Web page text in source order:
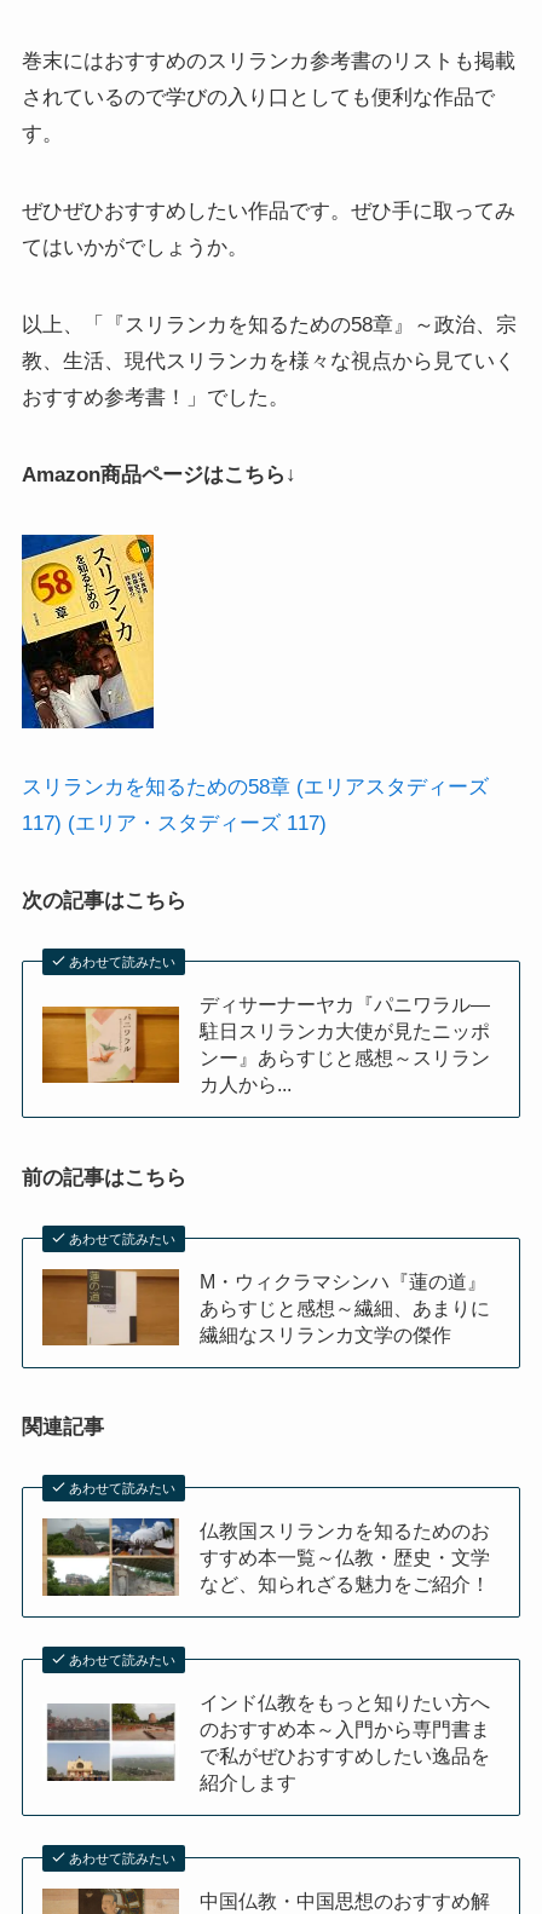
ボスニア・クロアチア編
スペイン編
キューバ編
巻末にはおすすめのスリランカ参考書のリストも掲載
されているので学びの入り口としても便利な作品で
す。
ぜひぜひおすすめしたい作品です。ぜひ手に取ってみ
てはいかがでしょうか。
以上、「『スリランカを知るための58章』～政治、宗
教、生活、現代スリランカを様々な視点から見ていく
おすすめ参考書！」でした。
Amazon商品ページはこちら↓
スリランカを知るための58章 (エリアスタディーズ
117) (エリア・スタディーズ 117)
次の記事はこちら
あわせて読みたい
ディサーナーヤカ『パニワラル―
駐日スリランカ大使が見たニッポ
ンー』あらすじと感想～スリラン
カ人から...
前の記事はこちら
あわせて読みたい
M・ウィクラマシンハ『蓮の道』
あらすじと感想～繊細、あまりに
繊細なスリランカ文学の傑作
関連記事
あわせて読みたい
仏教国スリランカを知るためのお
すすめ本一覧～仏教・歴史・文学
など、知られざる魅力をご紹介！
あわせて読みたい
インド仏教をもっと知りたい方へ
のおすすめ本～入門から専門書ま
で私がぜひおすすめしたい逸品を
紹介します
あわせて読みたい
中国仏教・中国思想のおすすめ解